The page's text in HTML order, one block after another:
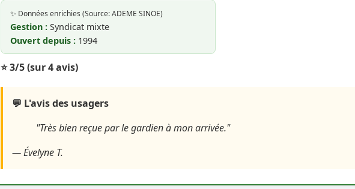
✨ Données enrichies (Source: ADEME SINOE)
Gestion : Syndicat mixte
Ouvert depuis : 1994
⭐ 3/5(sur 4 avis)
💬 L'avis des usagers
"Très bien reçue par le gardien à mon arrivée."
— Évelyne T.